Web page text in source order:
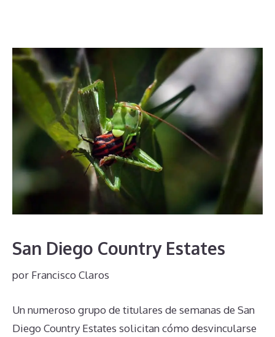
San Diego Country Estates
por Francisco Claros
Un numeroso grupo de titulares de semanas de San
Diego Country Estates solicitan cómo desvincularse